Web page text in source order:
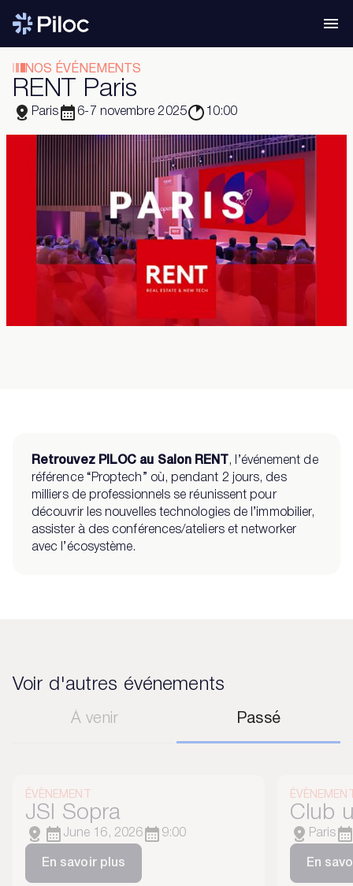
NOS ÉVÉNEMENTS
RENT Paris
Paris 6-7 novembre 2025 10:00
Retrouvez PILOC au Salon RENT
, l’événement de
référence “Proptech” où, pendant 2 jours, des
milliers de professionnels se réunissent pour
découvrir les nouvelles technologies de l’immobilier,
assister à des conférences/ateliers et networker
avec l’écosystème.
Voir d'autres événements
À venir Passé
ÉVÈNEMENT
JSI Sopra
June 16, 2026 9:00
En savoir plus
Club
Paris
En